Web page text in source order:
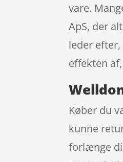
vare.
ApS, der
leder
effekten
Køber du
kunne
forlænge